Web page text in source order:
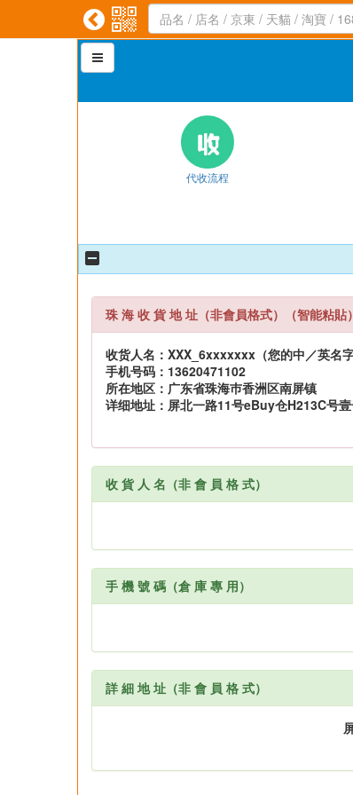
 

代收流程
珠 海 收 貨 地 址（非會員格式）（智能粘貼）
收 貨 人 名（非 會 員 格 式）
手 機 號 碼（倉 庫 專 用）
詳 細 地 址（非 會 員 格 式）